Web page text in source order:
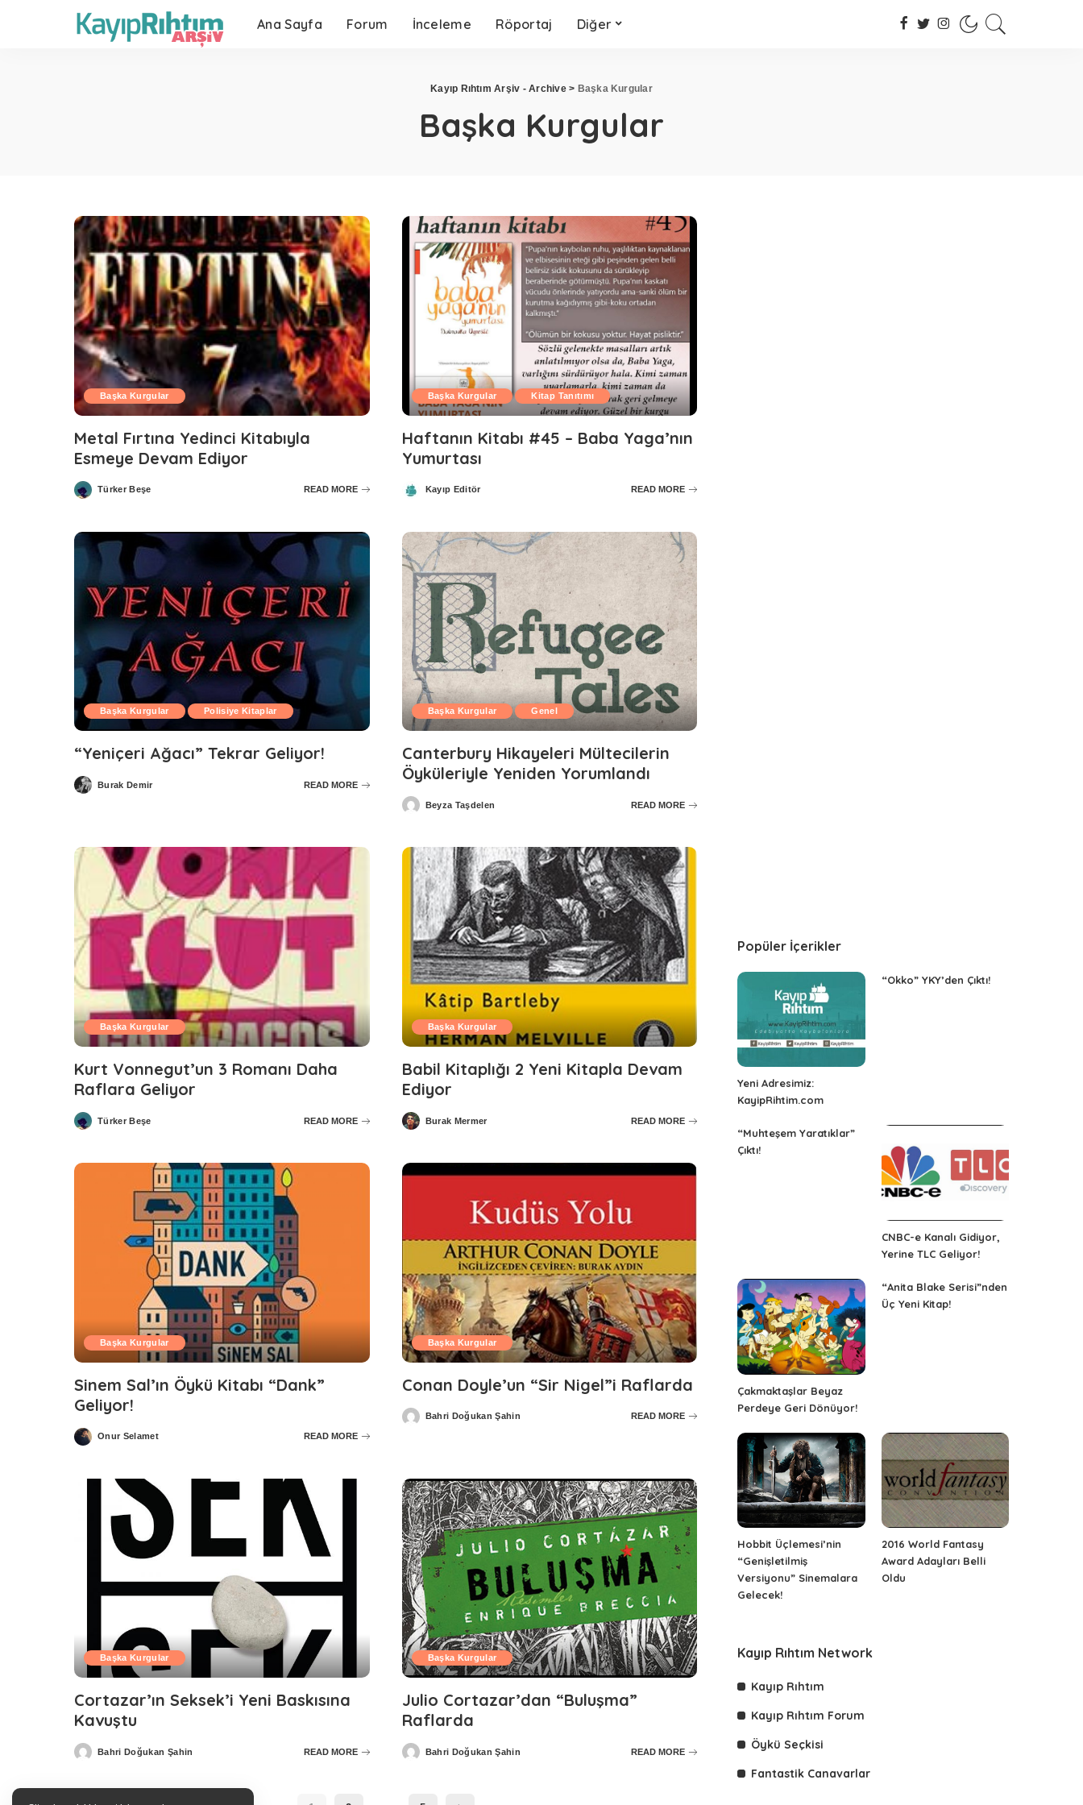
Ana Sayfa Forum İnceleme Röportaj Diğer
Kayıp Rıhtım Arşiv - Archive> Başka Kurgular
Başka Kurgular
Başka Kurgular
Metal Fırtına Yedinci Kitabıyla
Esmeye Devam Ediyor
Posted
by
Türker Beşe READ MORE
Başka Kurgular Kitap Tanıtımı
Haftanın Kitabı #45 – Baba Yaga’nın
Yumurtası
PostedKayıp Editör READ MORE
Başka Kurgular Polisiye Kitaplar
“Yeniçeri Ağacı” Tekrar Geliyor!
Posted
by
Burak Demir READ MORE
Başka Kurgular Genel
Canterbury Hikayeleri Mültecilerin
Öyküleriyle Yeniden Yorumlandı
PostedBeyza Taşdelen READ MORE
Başka Kurgular
Kurt Vonnegut’un 3 Romanı Daha
Raflara Geliyor
Posted
by
Türker Beşe READ MORE
Başka Kurgular
Babil Kitaplığı 2 Yeni Kitapla Devam
Ediyor
Posted
by
Burak Mermer READ MORE
Başka Kurgular
Sinem Sal’ın Öykü Kitabı “Dank”
Geliyor!
Posted
by
Onur Selamet READ MORE
Başka Kurgular
Conan Doyle’un “Sir Nigel”i Raflarda
PostedBahri Doğukan Şahin READ MORE
Başka Kurgular
Cortazar’ın Seksek’i Yeni Baskısına
Kavuştu
PostedBahri Doğukan Şahin READ MORE
Başka Kurgular
Julio Cortazar’dan “Buluşma”
Raflarda
PostedBahri Doğukan Şahin READ MORE
Popüler İçerikler
Yeni Adresimiz:
KayipRihtim.com
“Okko” YKY’den Çıktı!
“Muhteşem Yaratıklar”
Çıktı!
CNBC-e Kanalı Gidiyor,
Yerine TLC Geliyor!
Çakmaktaşlar Beyaz
Perdeye Geri Dönüyor!
“Anita Blake Serisi”nden
Üç Yeni Kitap!
Hobbit Üçlemesi’nin
“Genişletilmiş
Versiyonu” Sinemalara
Gelecek!
2016 World Fantasy
Award Adayları Belli
Oldu
Kayıp Rıhtım Network
Kayıp Rıhtım
Kayıp Rıhtım Forum
Öykü Seçkisi
Fantastik Canavarlar